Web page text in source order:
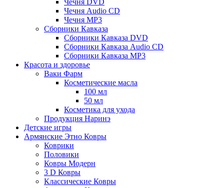
Чечня DVD
Чечня Audio CD
Чечня MP3
Сборники Кавказа
Сборники Кавказа DVD
Сборники Кавказа Audio CD
Сборники Кавказа MP3
Красота и здоровье
Ваки Фарм
Косметические масла
100 мл
50 мл
Косметика для ухода
Продукция Наринэ
Детские игры
Армянские Этно Ковры
Коврики
Половики
Ковры Модерн
3 D Ковры
Классические Ковры